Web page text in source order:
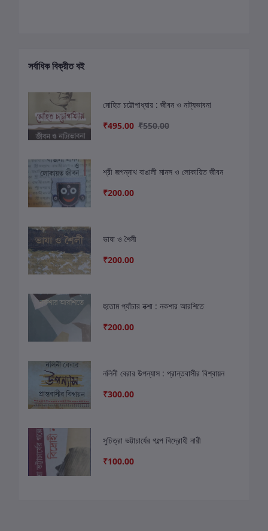
সর্বাধিক বিক্রীত বই
মোহিত চট্টোপাধ্যায় : জীবন ও নাট্যভাবনা
₹495.00 ₹550.00
শ্রী জগন্নাথ বাঙালী মানস ও লোকায়িত জীবন
₹200.00
ভাষা ও শৈলী
₹200.00
হুতোম প্যাঁচার নক্শা : নকশার আরশিতে
₹200.00
নলিনী বেরার উপন্যাস : প্রান্তবাসীর বিশ্বায়ন
₹300.00
সুচিত্রা ভট্টাচার্যের গল্পে বিদ্রোহী নারী
₹100.00